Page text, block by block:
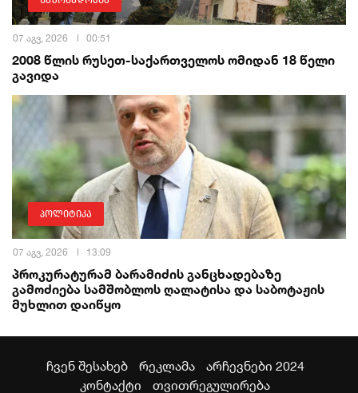
07 აგვ, 2026 00:51
2008 წლის რუსეთ-საქართველოს ომიდან 18 წელი
გავიდა
პოლიტიკა
07 აგვ, 2026 13:09
პროკურატურამ ბარამიძის განცხადებაზე
გამოძიება სამშობლოს ღალატისა და საბოტაჟის
მუხლით დაიწყო
ჩვენ შესახებ რეკლამა
არჩევნები 2024
კონტაქტი
თვითრეგულირება